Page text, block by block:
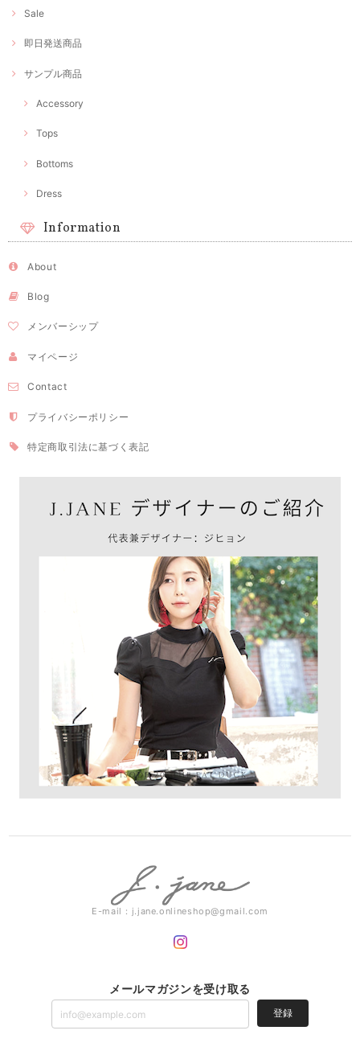
Sale
即日発送商品
サンプル商品
Accessory
Tops
Bottoms
Dress
Information
About
Blog
メンバーシップ
マイページ
Contact
プライバシーポリシー
特定商取引法に基づく表記
E-mail： j.jane.onlineshop@gmail.com
メールマガジンを受け取る
登録